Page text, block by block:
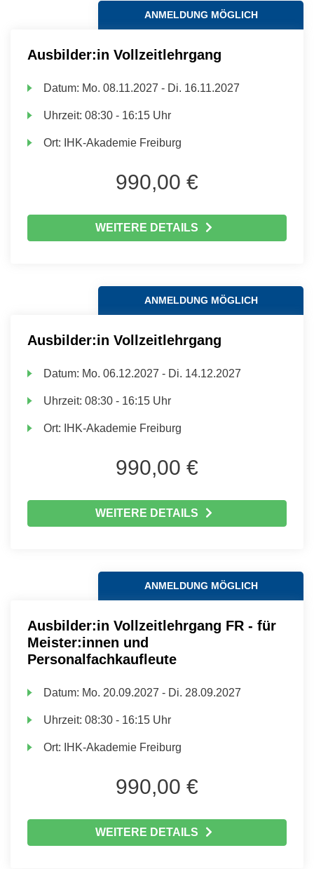
ANMELDUNG MÖGLICH
Ausbilder:in Vollzeitlehrgang
Datum: Mo. 08.11.2027 - Di. 16.11.2027
Uhrzeit:08:30 - 16:15 Uhr
Ort: IHK-Akademie Freiburg
990,00 €
WEITERE DETAILS
ANMELDUNG MÖGLICH
Ausbilder:in Vollzeitlehrgang
Datum: Mo. 06.12.2027 - Di. 14.12.2027
Uhrzeit:08:30 - 16:15 Uhr
Ort: IHK-Akademie Freiburg
990,00 €
WEITERE DETAILS
ANMELDUNG MÖGLICH
Ausbilder:in Vollzeitlehrgang FR - für
Meister:innen und
Personalfachkaufleute
Datum: Mo. 20.09.2027 - Di. 28.09.2027
Uhrzeit:08:30 - 16:15 Uhr
Ort: IHK-Akademie Freiburg
990,00 €
WEITERE DETAILS